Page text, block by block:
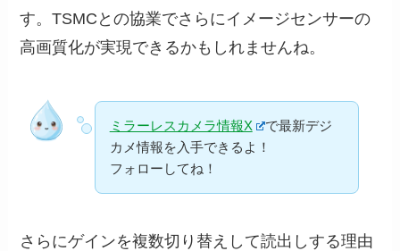
す。TSMCとの協業でさらにイメージセンサーの
高画質化が実現できるかもしれませんね。
ミラーレスカメラ情報X
で最新デジ
カメ情報を入手できるよ！
フォローしてね！
さらにゲインを複数切り替えして読出しする理由